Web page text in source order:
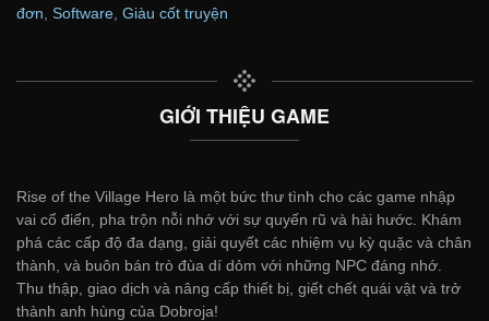
đơn Software Giàu cốt truyện
GIỚI THIỆU GAME
Rise of the Village Hero là một bức thư tình cho các game nhập
vai cổ điển, pha trộn nỗi nhớ với sự quyến rũ và hài hước. Khám
phá các cấp độ đa dạng, giải quyết các nhiệm vụ kỳ quặc và chân
thành, và buôn bán trò đùa dí dỏm với những NPC đáng nhớ.
Thu thập, giao dịch và nâng cấp thiết bị, giết chết quái vật và trở
thành anh hùng của Dobroja!